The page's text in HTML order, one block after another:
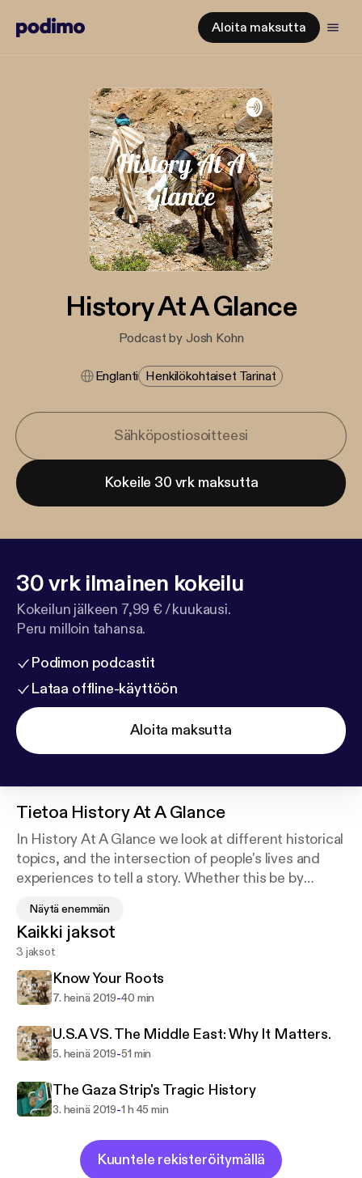
Aloita maksutta
History At A Glance
Podcast by Josh Kohn
Englanti Henkilökohtaiset Tarinat
Kokeile 30 vrk maksutta
30 vrk ilmainen kokeilu
Kokeilun jälkeen 7,99 € / kuukausi.
Peru milloin tahansa.
Podimon podcastit
Lataa offline-käyttöön
Aloita maksutta
Tietoa History At A Glance
In History At A Glance we look at different historical
topics, and the intersection of people's lives and
experiences to tell a story. Whether this be by
history, or book reviews and media on history, join
me to discuss how history shapes our lives
everyday.
Näytä enemmän
Kaikki jaksot
3 jaksot
Know Your Roots
7. heinä 2019-40 min
U.S.A VS. The Middle East: Why It Matters.
5. heinä 2019-51 min
The Gaza Strip's Tragic History
3. heinä 2019-1 h 45 min
Kuuntele rekisteröitymällä